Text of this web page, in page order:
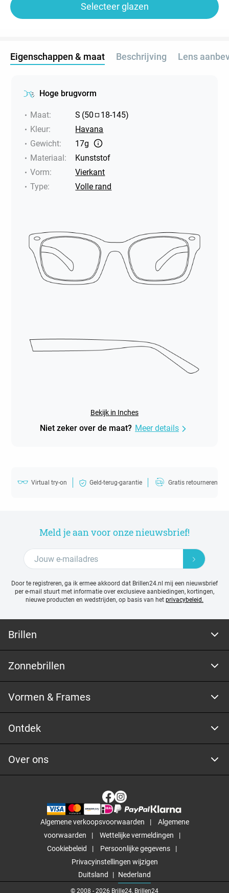
Selecteer glazen
Eigenschappen & maat Beschrijving Lens
Hoge brugvorm
Maat: S (50 18-145)
Kleur:
Havana
Gewicht:
17g
Materiaal:
Kunststof
Vorm:
Vierkant
Type: Volle rand
Bekijk in Inches
Niet zeker over de maat? Meer details
Virtual try-on Geld-terug-garantie Gratis retourneren
Meld je aan voor onze nieuwsbrief!
Door te registreren, ga ik ermee akkoord dat Brillen24.nl mij een nieuwsbrief
per e-mail stuurt met informatie over exclusieve aanbiedingen, kortingen,
nieuwe producten en wedstrijden, op basis van het privacybeleid.
Brillen
Zonnebrillen
Vormen & Frames
Ontdek
Over ons
Algemene verkoopsvoorwaarden
Algemene
voorwaarden
Wettelijke vermeldingen
Cookiebeleid
Persoonlijke gegevens
Privacyinstellingen wijzigen
Duitsland
Nederland
© 2008 - 2026 Brille24, Brillen24